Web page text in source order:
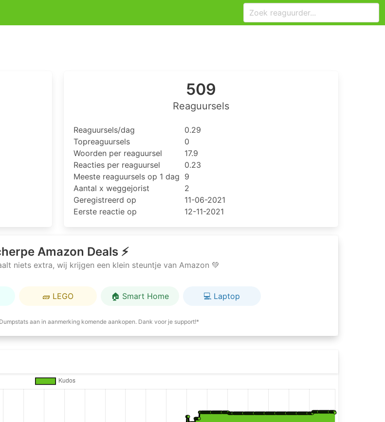
509
Reaguursels
Reaguursels/dag
0.29
Topreaguursels
0
Woorden per reaguursel
17.9
Reacties per reaguursel
0.23
Meeste reaguursels op 1 dag 9
Aantal x weggejorist
2
Geregistreerd op
11-06-2021
Eerste reactie op
12-11-2021
Amazon Deals ⚡
niets extra, wij krijgen een klein steuntje van Amazon 💚
🧱 LEGO 🏠 Smart Home 💻 Laptop
aan in aanmerking komende aankopen. Dank voor je support!*